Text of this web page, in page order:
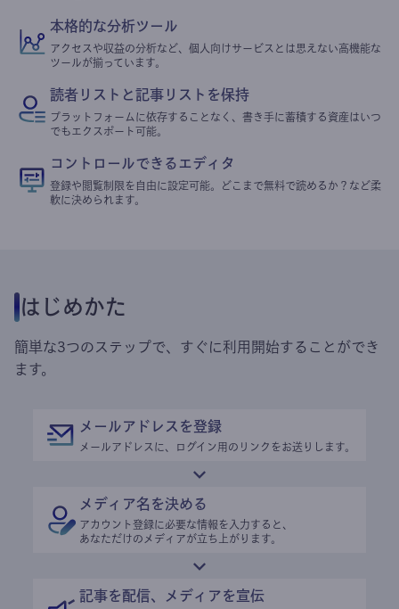
本格的な分析ツール
アクセスや収益の分析など、個人向けサービスとは思えない高機能な
ツールが揃っています。
読者リストと記事リストを保持
プラットフォームに依存することなく、書き手に蓄積する資産はいつ
でもエクスポート可能。
コントロールできるエディタ
登録や閲覧制限を自由に設定可能。どこまで無料で読めるか？など柔
軟に決められます。
はじめかた
簡単な3つのステップで、すぐに利用開始することができ
ます。
メールアドレスを登録
メールアドレスに、ログイン用のリンクをお送りします。
メディア名を決める
アカウント登録に必要な情報を入力すると、
あなただけのメディアが立ち上がります。
記事を配信、メディアを宣伝